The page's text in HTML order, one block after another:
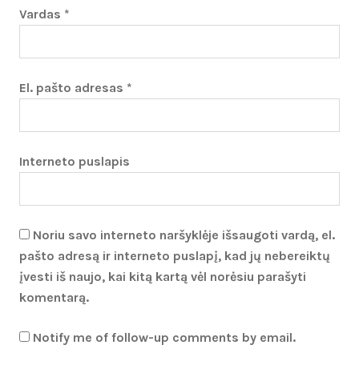
Vardas *
El. pašto adresas *
Interneto puslapis
Noriu savo interneto naršyklėje išsaugoti vardą, el.
pašto adresą ir interneto puslapį, kad jų nebereiktų
įvesti iš naujo, kai kitą kartą vėl norėsiu parašyti
komentarą.
Notify me of follow-up comments by email.